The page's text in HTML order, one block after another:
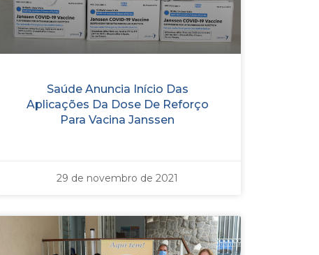
Saúde Anuncia Início Das
Aplicações Da Dose De Reforço
Para Vacina Janssen
29 de novembro de 2021